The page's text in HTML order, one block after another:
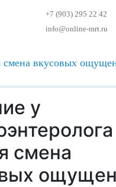
+7 (903) 295 22 42
info@online-mrt.ru
смена вкусовых
у
смена